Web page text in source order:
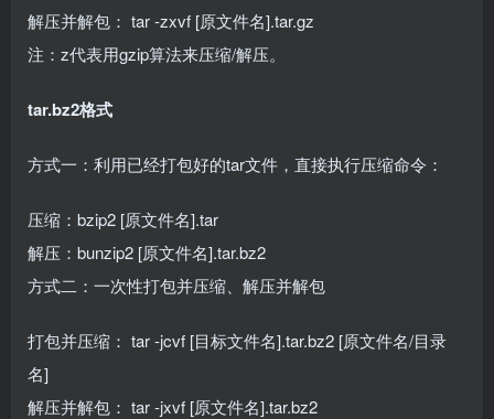
解压并解包： tar -zxvf [原文件名].tar.gz
注：z代表用gzip算法来压缩/解压。
tar.bz2格式
方式一：利用已经打包好的tar文件，直接执行压缩命令：
压缩：bzip2 [原文件名].tar
解压：bunzip2 [原文件名].tar.bz2
方式二：一次性打包并压缩、解压并解包
打包并压缩： tar -jcvf [目标文件名].tar.bz2 [原文件名/目录
名]
解压并解包： tar -jxvf [原文件名].tar.bz2